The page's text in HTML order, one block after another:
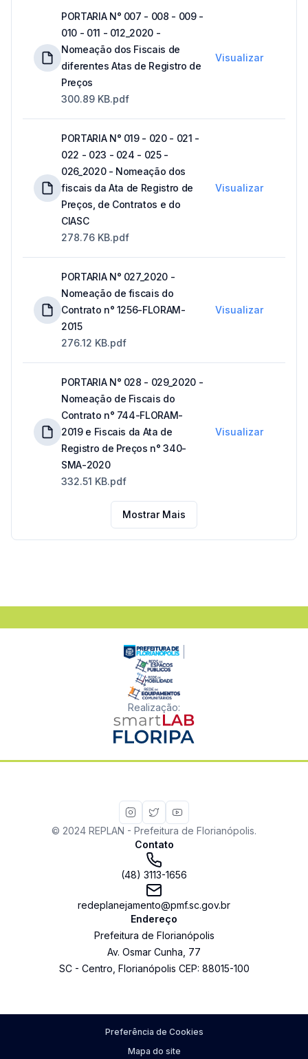
PORTARIA N° 007 - 008 - 009 -
010 - 011 - 012_2020 -
Nomeação dos Fiscais de
diferentes Atas de Registro de
Preços
300.89 KB.pdf
Visualizar
PORTARIA N° 019 - 020 - 021 -
022 - 023 - 024 - 025 -
026_2020 - Nomeação dos
fiscais da Ata de Registro de
Preços, de Contratos e do
CIASC
278.76 KB.pdf
Visualizar
PORTARIA N° 027_2020 -
Nomeação de fiscais do
Contrato n° 1256-FLORAM-
2015
276.12 KB.pdf
Visualizar
PORTARIA N° 028 - 029_2020 -
Nomeação de Fiscais do
Contrato n° 744-FLORAM-
2019 e Fiscais da Ata de
Registro de Preços n° 340-
SMA-2020
332.51 KB.pdf
Visualizar
Mostrar Mais
Realização:
© 2024 REPLAN - Prefeitura de Florianópolis.
Contato
(48) 3113-1656
redeplanejamento@pmf.sc.gov.br
Endereço
Prefeitura de Florianópolis
Av. Osmar Cunha 77
SC- Centro Florianópolis CEP: 88015-100
Preferência de Cookies
Mapa do site